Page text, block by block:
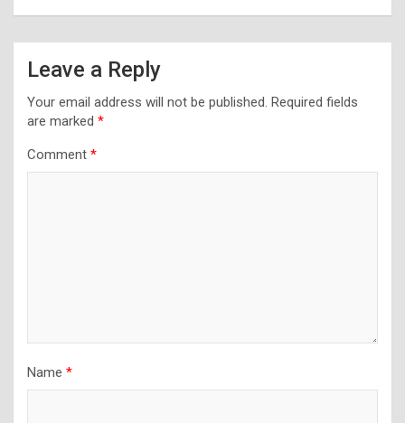
Leave a Reply
Your email address will not be published. Required fields
are marked *
Comment *
Name *